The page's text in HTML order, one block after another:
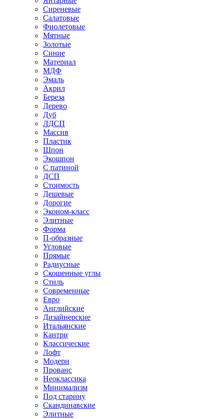
Сиреневые
Салатовые
Фиолетовые
Мятные
Золотые
Синие
Материал
МДФ
Эмаль
Акрил
Береза
Дерево
Дуб
ЛДСП
Массив
Пластик
Шпон
Экошпон
С патиной
ДСП
Стоимость
Дешевые
Дорогие
Эконом-класс
Элитные
Форма
П-образные
Угловые
Прямые
Радиусные
Скошенные углы
Стиль
Современные
Евро
Английские
Дизайнерские
Итальянские
Кантри
Классические
Лофт
Модерн
Прованс
Неоклассика
Минимализм
Под старину
Скандинавские
Элитные